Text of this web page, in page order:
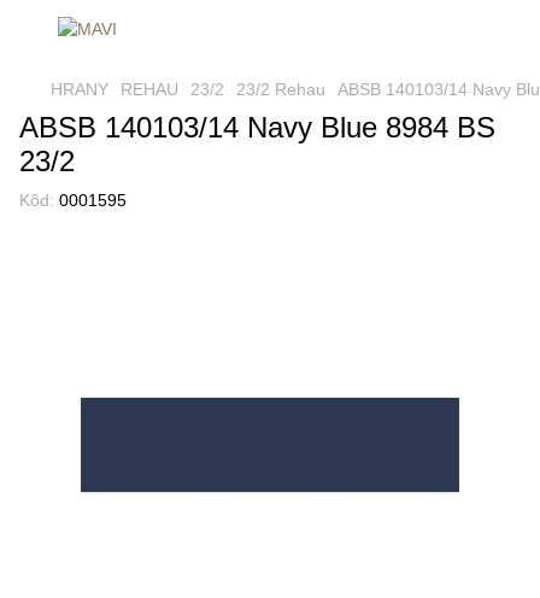
HRANY REHAU 23/2 23/2 Rehau ABSB 140103/14 Navy
ABSB 140103/14 Navy Blue 8984 BS
23/2
Kôd: 0001595